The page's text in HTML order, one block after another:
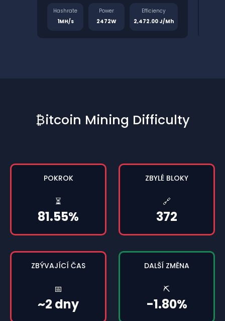
Hashrate
1MH/s
Power
2472W
Efficiency
2,472.00 J/Mh
₿itcoin Mining Difficulty
POKROK
⏳
81.55%
ZBYLÉ BLOKY
🔗
372
ZBÝVAJÍCÍ ČAS
📅
~2 dny
DALŠÍ ZMĚNA
⛏️
-1.80%